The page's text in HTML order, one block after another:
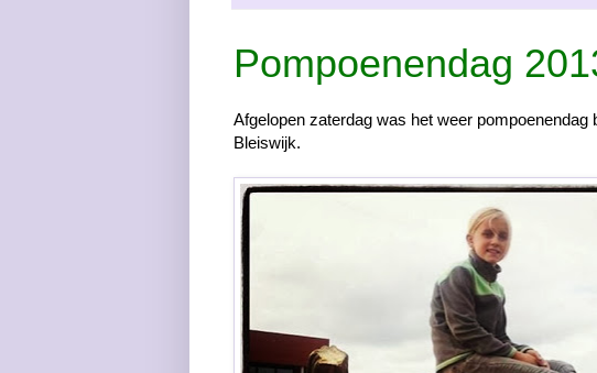
Pompoenendag
Afgelopen zaterdag was het weer pompoenendag
Bleiswijk.